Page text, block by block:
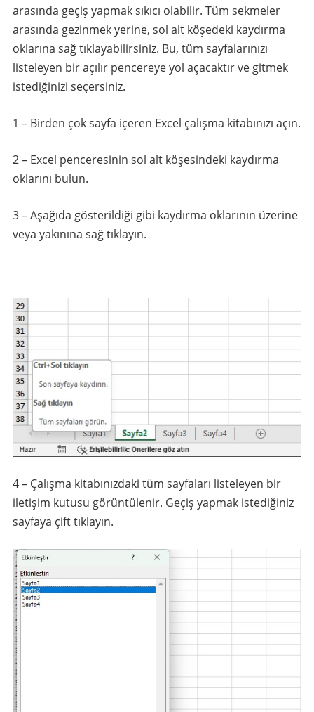
arasında geçiş yapmak sıkıcı olabilir. Tüm sekmeler
arasında gezinmek yerine, sol alt köşedeki kaydırma
oklarına sağ tıklayabilirsiniz. Bu, tüm sayfalarınızı
listeleyen bir açılır pencereye yol açacaktır ve gitmek
istediğinizi seçersiniz.
1 – Birden çok sayfa içeren Excel çalışma kitabınızı açın.
2 – Excel penceresinin sol alt köşesindeki kaydırma
oklarını bulun.
3 – Aşağıda gösterildiği gibi kaydırma oklarının üzerine
veya yakınına sağ tıklayın.
4 – Çalışma kitabınızdaki tüm sayfaları listeleyen bir
iletişim kutusu görüntülenir. Geçiş yapmak istediğiniz
sayfaya çift tıklayın.